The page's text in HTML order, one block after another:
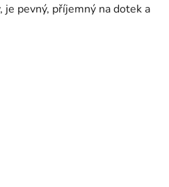
je pevný, příjemný na dotek a